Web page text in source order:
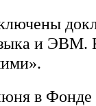
и ЭВМ.
в Фонде